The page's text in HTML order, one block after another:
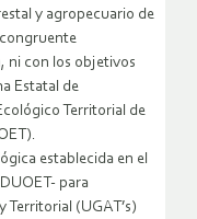
y agropecuario de
ni con los objetivos
Estatal de
Territorial de
establecida en el
para
Territorial (UGAT’s)